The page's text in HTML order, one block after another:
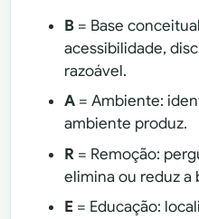
B = Base
acessibilidade,
razoável.
A = Ambiente:
ambiente produz.
R = Remoção:
elimina ou reduz a
E = Educação: